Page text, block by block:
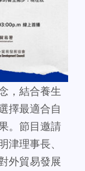
，結合養生
擇最適合自
。節目邀請
津理事長、
外貿易發展